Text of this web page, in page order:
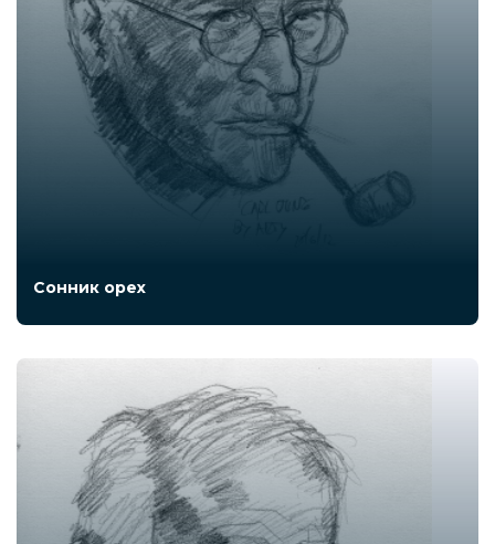
Сонник орех